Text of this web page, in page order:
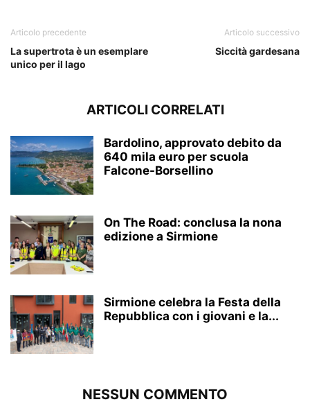
Articolo precedente
La supertrota è un esemplare
unico per il lago
Articolo successivo
Siccità gardesana
ARTICOLI CORRELATI
Bardolino, approvato debito da
640 mila euro per scuola
Falcone-Borsellino
On The Road: conclusa la nona
edizione a Sirmione
Sirmione celebra la Festa della
Repubblica con i giovani e la...
NESSUN COMMENTO